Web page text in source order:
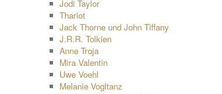
Jodi Taylor
Thariot
Jack Thorne und John Tiffany
J.R.R. Tolkien
Anne Troja
Mira Valentin
Uwe Voehl
Melanie Vogltanz